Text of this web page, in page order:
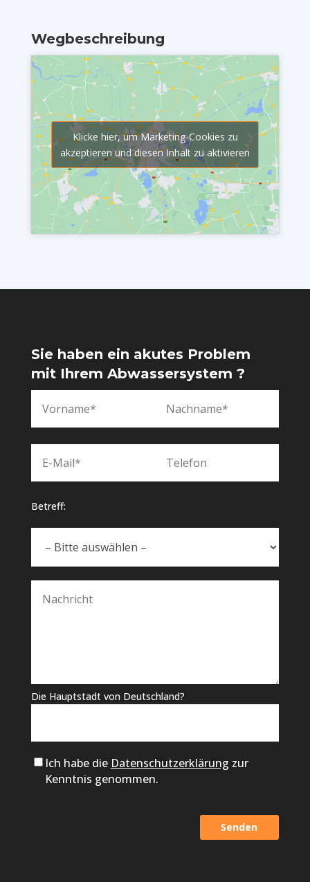
Wegbeschreibung
Klicke hier, um Marketing-Cookies zu
akzeptieren und diesen Inhalt zu aktivieren
Sie haben ein akutes Problem
mit Ihrem Abwassersystem ?
Betreff:
Die Hauptstadt von Deutschland?
Ich habe die Datenschutzerklärung zur
Kenntnis genommen.